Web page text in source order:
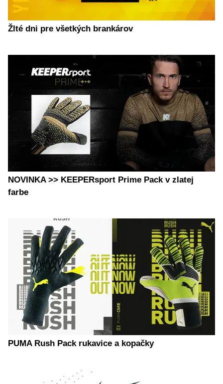
Žlté dni pre všetkých brankárov
NOVINKA >> KEEPERsport Prime Pack v zlatej
farbe
PUMA Rush Pack rukavice a kopačky